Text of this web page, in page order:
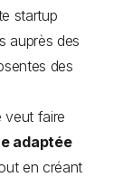
startup
auprès des
des
veut faire
adaptée
en créant